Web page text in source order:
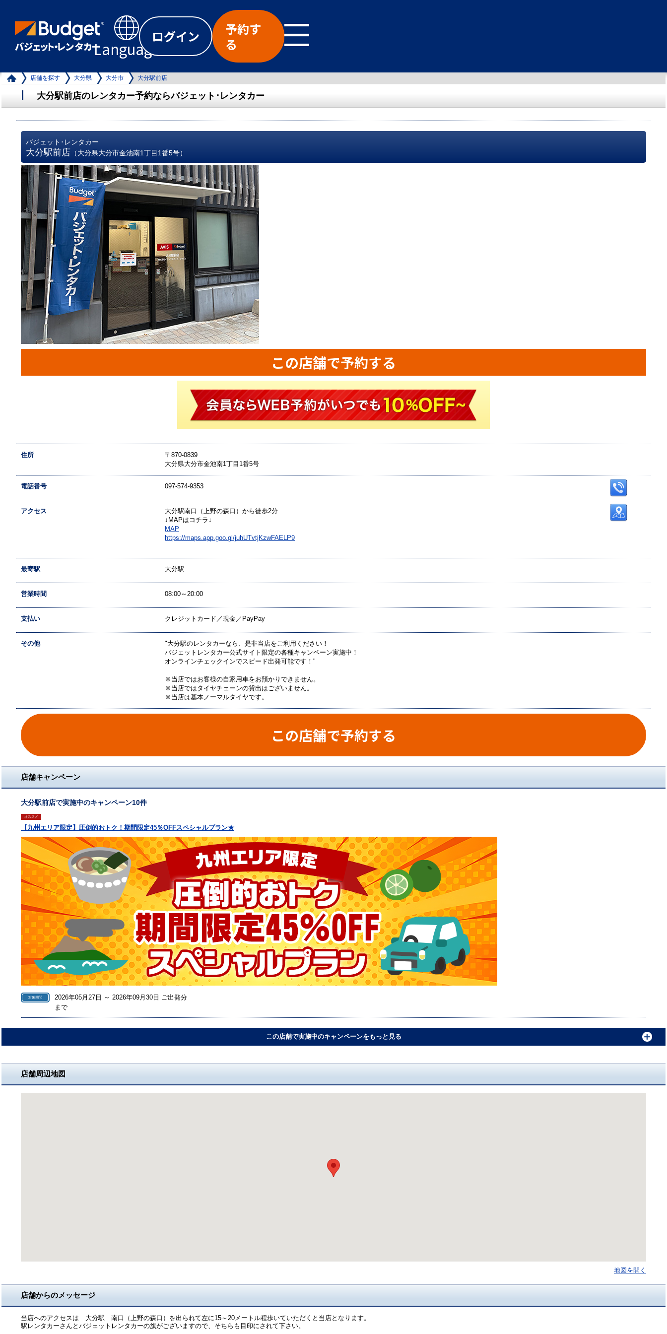
Language
ログイン
予約す
る
店舗を探す 大分県 大分市 大分駅前店
大分駅前店のレンタカー予約ならバジェット･レンタカー
バジェット･レンタカー
大分駅前店 （大分県大分市金池南1丁目1番5号）
この店舗で予約する
住所
〒870-0839
大分県大分市金池南1丁目1番5号
電話番号 097-574-9353
アクセス
大分駅南口（上野の森口）から徒歩2分
↓MAPはコチラ↓
MAP
https://maps.app.goo.gl/juhUTvtjKzwFAELP9
最寄駅 大分駅
営業時間 08:00～20:00
支払い クレジットカード／現金／PayPay
その他
"大分駅のレンタカーなら、是非当店をご利用ください！
バジェットレンタカー公式サイト限定の各種キャンペーン実施中！
オンラインチェックインでスピード出発可能です！"
※当店ではお客様の自家用車をお預かりできません。
※当店ではタイヤチェーンの貸出はございません。
※当店は基本ノーマルタイヤです。
この店舗で予約する
店舗キャンペーン
大分駅前店で実施中のキャンペーン10件
オススメ
【九州エリア限定】圧倒的おトク！期間限定45％OFFスペシャルプラン★
対象期間
2026年05月27日 ～ 2026年09月30日 ご出発分
まで
この店舗で実施中のキャンペーンをもっと見る
店舗周辺地図
地図を開く
店舗からのメッセージ
当店へのアクセスは 大分駅 南口（上野の森口）を出られて左に15～20メートル程歩いていただくと当店となります。
駅レンタカーさんとバジェットレンタカーの旗がございますので、そちらも目印にされて下さい。